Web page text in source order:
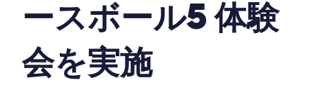
ースボール5体験
会を実施